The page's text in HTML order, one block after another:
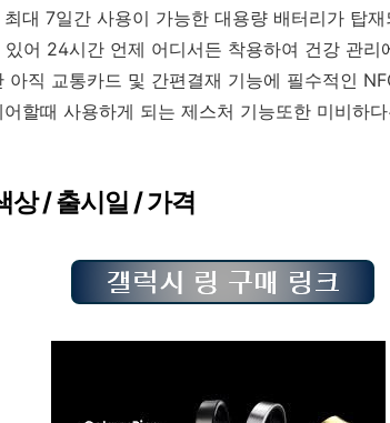
대 7일간 사용이 가능한 대용량 배터리가 탑재
어 24시간 언제 어디서든 착용하여 건강 관리
아직 교통카드 및 간편결재 기능에 필수적인
할때 사용하게 되는 제스처 기능또한 미비하
상 / 출시일 / 가격